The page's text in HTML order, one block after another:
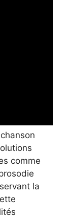
comme
la